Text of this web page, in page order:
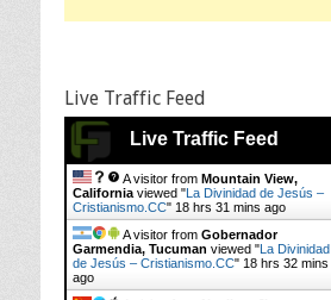
Live Traffic Feed
Live Traffic Feed
A visitor from Mountain View,
California viewed "La Divinidad de Jesús –
Cristianismo.CC" 18 hrs 31 mins ago
A visitor from Gobernador
Garmendia, Tucuman viewed "La Divinidad
de Jesús – Cristianismo.CC" 18 hrs 32 mins
ago